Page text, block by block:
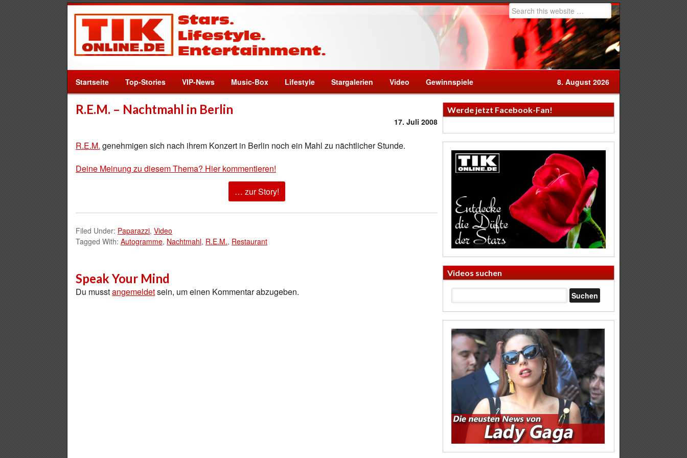
Startseite Top-Stories VIP-News Music-Box Lifestyle Stargalerien Video Gewinnspiele 8. August 2026
R.E.M. – Nachtmahl in Berlin
17. Juli 2008
R.E.M. genehmigen sich nach ihrem Konzert in Berlin noch ein Mahl zu nächtlicher Stunde.
Deine Meinung zu diesem Thema? Hier kommentieren!
… zur Story!
Filed Under: Paparazzi, Video
Tagged With: Autogramme, Nachtmahl, R.E.M., Restaurant
Speak Your Mind
Du musstangemeldetsein, um einen Kommentar abzugeben.
Werde jetzt Facebook-Fan!
Videos suchen